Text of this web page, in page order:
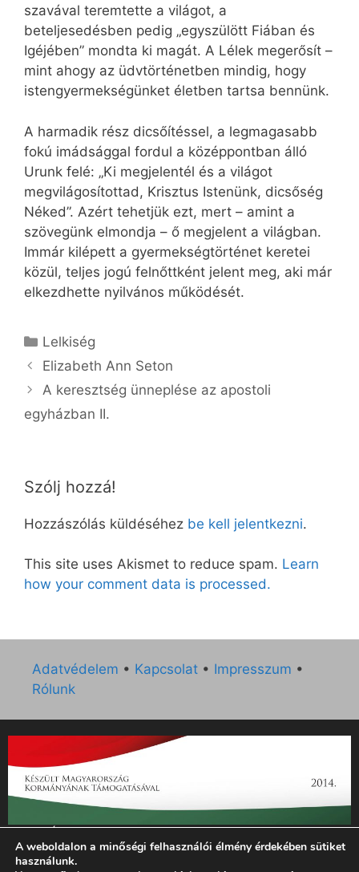
szavával teremtette a világot, a
beteljesedésben pedig „egyszülött Fiában és
Igéjében” mondta ki magát. A Lélek megerősít –
mint ahogy az üdvtörténetben mindig, hogy
istengyermekségünket életben tartsa bennünk.
A harmadik rész dicsőítéssel, a legmagasabb
fokú imádsággal fordul a középpontban álló
Urunk felé: „Ki megjelentél és a világot
megvilágosítottad, Krisztus Istenünk, dicsőség
Néked”. Azért tehetjük ezt, mert – amint a
szövegünk elmondja – ő megjelent a világban.
Immár kilépett a gyermekségtörténet keretei
közül, teljes jogú felnőttként jelent meg, aki már
elkezdhette nyilvános működését.
Kategória
Lelkiség
Elizabeth Ann Seton
A keresztség ünneplése az apostoli
egyházban II.
Szólj hozzá!
Hozzászólás küldéséhez be kell jelentkezni.
This site uses Akismet to reduce spam. Learn
how your comment data is processed.
Adatvédelem • Kapcsolat • Impresszum •
Rólunk
„Az Új Ember katolikus hetilap 2014. évi működésének
támogatását az EGYH-KCP-14-P-0121 sz. támogatási
szerződés keretében 3 000 000 Ft összegben támogatta az
A weboldalon a minőségi felhasználói élmény érdekében sütiket
használunk.